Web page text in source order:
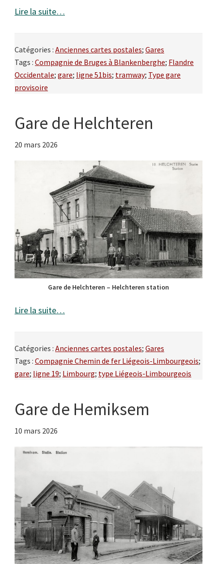
Lire la suite…
Catégories : Anciennes cartes postales; Gares
Tags : Compagnie de Bruges à Blankenberghe; Flandre
Occidentale; gare; ligne 51bis; tramway; Type gare
provisoire
Gare de Helchteren
20 mars 2026
Gare de Helchteren – Helchteren station
Lire la suite…
Catégories : Anciennes cartes postales; Gares
Tags : Compagnie Chemin de fer Liégeois-Limbourgeois;
gare; ligne 19; Limbourg; type Liégeois-Limbourgeois
Gare de Hemiksem
10 mars 2026